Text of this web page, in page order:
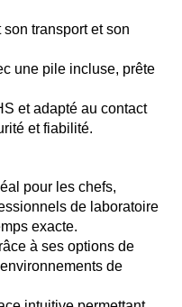
transport et son
une pile incluse, prête
et adapté au contact
et fiabilité.​
pour les chefs,
de laboratoire
exacte.
à ses options de
de